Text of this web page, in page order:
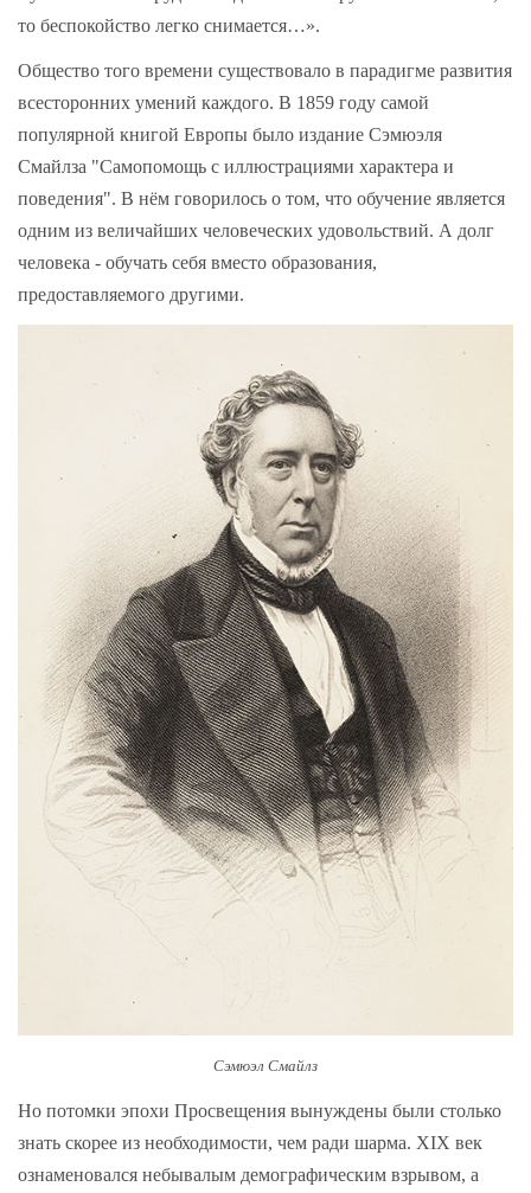
то беспокойство легко снимается…».
Общество того времени существовало в парадигме развития
всесторонних умений каждого. В 1859 году самой
популярной книгой Европы было издание Сэмюэля
Смайлза "Самопомощь с иллюстрациями характера и
поведения". В нём говорилось о том, что обучение является
одним из величайших человеческих удовольствий. А долг
человека - обучать себя вместо образования,
предоставляемого другими.
Сэмюэл Смайлз
Но потомки эпохи Просвещения вынуждены были столько
знать скорее из необходимости, чем ради шарма. XIX век
ознаменовался небывалым демографическим взрывом, а